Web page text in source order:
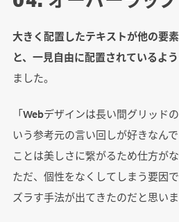
大きく配置したテキストが他の要
と、一見自由に配置されているよ
ました。
「Webデザインは長い間グリッド
いう参考元の言い回しが好きなん
ことは美しさに繋がるため仕方が
ただ、個性をなくしてしまう要因
ズラす手法が出てきたのだと思いま